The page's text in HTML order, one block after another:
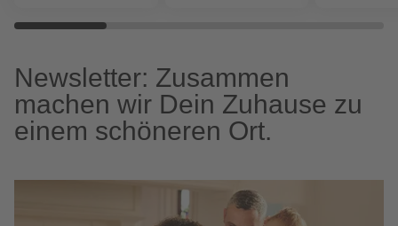
Newsletter: Zusammen
machen wir Dein Zuhause zu
einem schöneren Ort.